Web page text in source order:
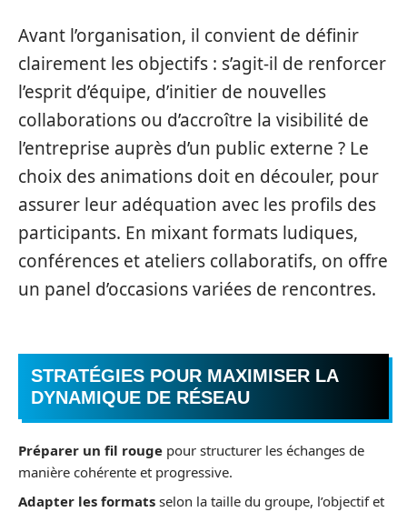
Avant l’organisation, il convient de définir
clairement les objectifs : s’agit-il de renforcer
l’esprit d’équipe, d’initier de nouvelles
collaborations ou d’accroître la visibilité de
l’entreprise auprès d’un public externe ? Le
choix des animations doit en découler, pour
assurer leur adéquation avec les profils des
participants. En mixant formats ludiques,
conférences et ateliers collaboratifs, on offre
un panel d’occasions variées de rencontres.
STRATÉGIES POUR MAXIMISER LA
DYNAMIQUE DE RÉSEAU
Préparer un fil rouge pour structurer les échanges de
manière cohérente et progressive.
Adapter les formats selon la taille du groupe, l’objectif et